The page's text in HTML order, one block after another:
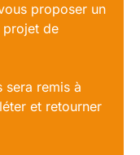
proposer un
projet de
sera remis à
et retourner